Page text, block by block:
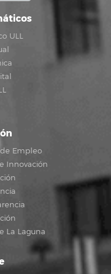
ULL
Empleo
Innovación
La Laguna